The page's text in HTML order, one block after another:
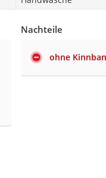
Nachteile
ohne